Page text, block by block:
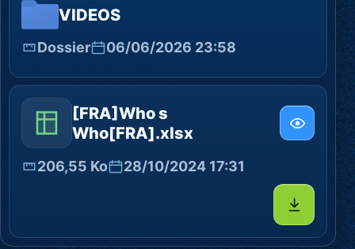
VIDEOS
Dossier 06/06/2026 23:58
[FRA]Who s
Who[FRA].xlsx
206,55 Ko 28/10/2024 17:31